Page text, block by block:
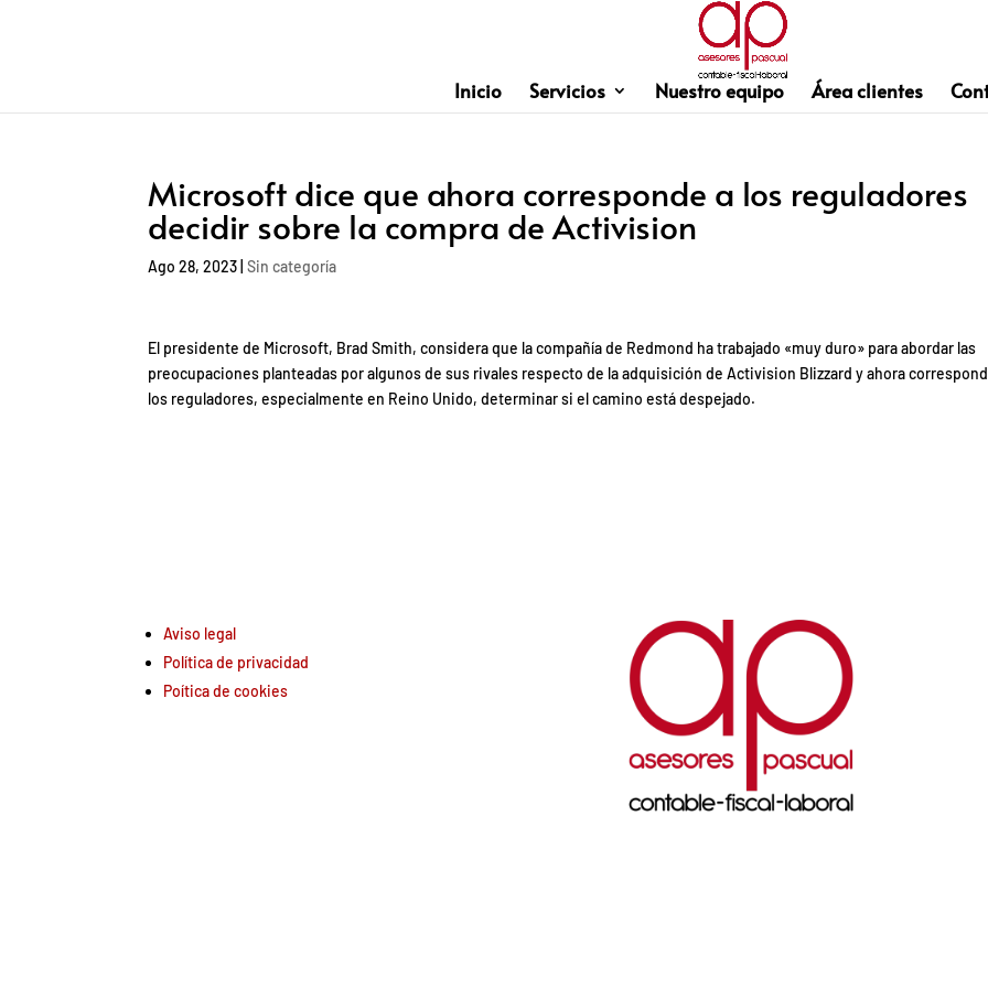
Inicio Servicios Nuestro equipo Área clientes
Microsoft dice que ahora corresponde a los reguladores
decidir sobre la compra de Activision
Ago 28, 2023 |Sin categoría
El presidente de Microsoft, Brad Smith, considera que la compañía de Redmond ha trabajado «muy duro» para abordar las
preocupaciones planteadas por algunos de sus rivales respecto de la adquisición de Activision Blizzard y ahora
los reguladores, especialmente en Reino Unido, determinar si el camino está despejado.
Aviso legal
Política de privacidad
Poítica de cookies